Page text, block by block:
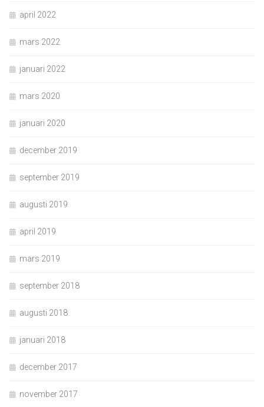
april 2022
mars 2022
januari 2022
mars 2020
januari 2020
december 2019
september 2019
augusti 2019
april 2019
mars 2019
september 2018
augusti 2018
januari 2018
december 2017
november 2017